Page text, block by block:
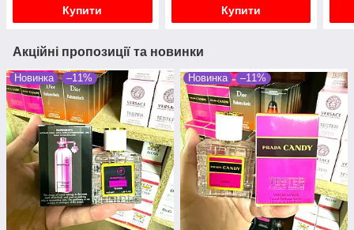
Купити Купити
Акційні пропозиції та новинки
Новинка –11% Новинка –11%